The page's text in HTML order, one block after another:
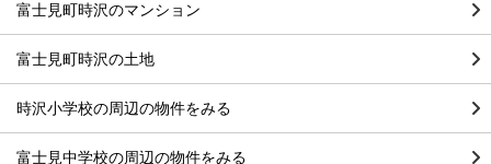
富士見町時沢のマンション
富士見町時沢の土地
時沢小学校の周辺の物件をみる
富士見中学校の周辺の物件をみる